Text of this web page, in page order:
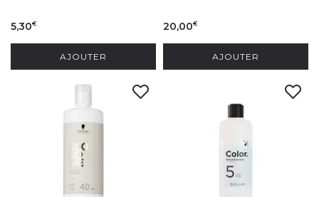
5,30€
AJOUTER
20,00€
AJOUTER